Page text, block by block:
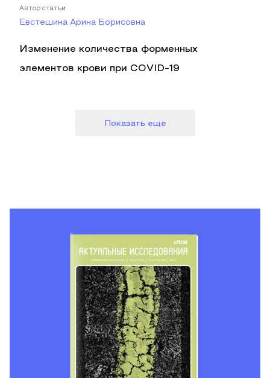
Автор статьи
Евстешина Арина Борисовна
Изменение количества форменных
элементов крови при COVID-19
Показать еще